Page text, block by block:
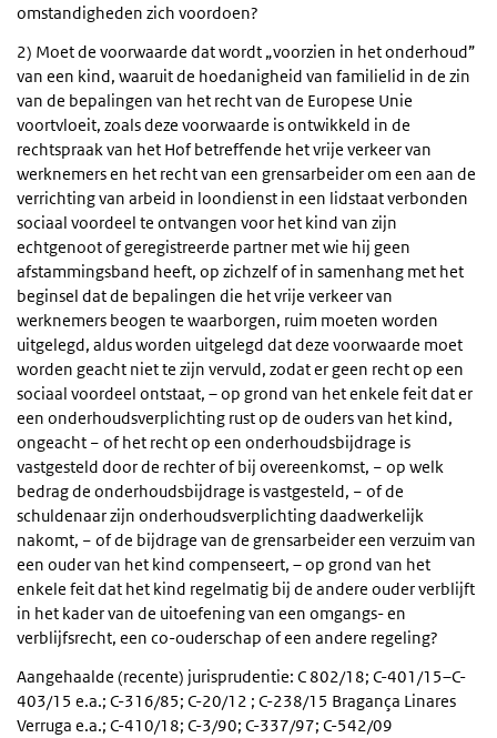
omstandigheden zich voordoen?
2) Moet de voorwaarde dat wordt „voorzien in het onderhoud”
van een kind, waaruit de hoedanigheid van familielid in de zin
van de bepalingen van het recht van de Europese Unie
voortvloeit, zoals deze voorwaarde is ontwikkeld in de
rechtspraak van het Hof betreffende het vrije verkeer van
werknemers en het recht van een grensarbeider om een aan de
verrichting van arbeid in loondienst in een lidstaat verbonden
sociaal voordeel te ontvangen voor het kind van zijn
echtgenoot of geregistreerde partner met wie hij geen
afstammingsband heeft, op zichzelf of in samenhang met het
beginsel dat de bepalingen die het vrije verkeer van
werknemers beogen te waarborgen, ruim moeten worden
uitgelegd, aldus worden uitgelegd dat deze voorwaarde moet
worden geacht niet te zijn vervuld, zodat er geen recht op een
sociaal voordeel ontstaat, – op grond van het enkele feit dat er
een onderhoudsverplichting rust op de ouders van het kind,
ongeacht − of het recht op een onderhoudsbijdrage is
vastgesteld door de rechter of bij overeenkomst, − op welk
bedrag de onderhoudsbijdrage is vastgesteld, − of de
schuldenaar zijn onderhoudsverplichting daadwerkelijk
nakomt, − of de bijdrage van de grensarbeider een verzuim van
een ouder van het kind compenseert, – op grond van het
enkele feit dat het kind regelmatig bij de andere ouder verblijft
in het kader van de uitoefening van een omgangs- en
verblijfsrecht, een co-ouderschap of een andere regeling?
Aangehaalde (recente) jurisprudentie: C 802/18; C-401/15–C-
403/15 e.a.; C-316/85; C-20/12 ; C-238/15 Bragança Linares
Verruga e.a.; C-410/18; C-3/90; C-337/97; C-542/09